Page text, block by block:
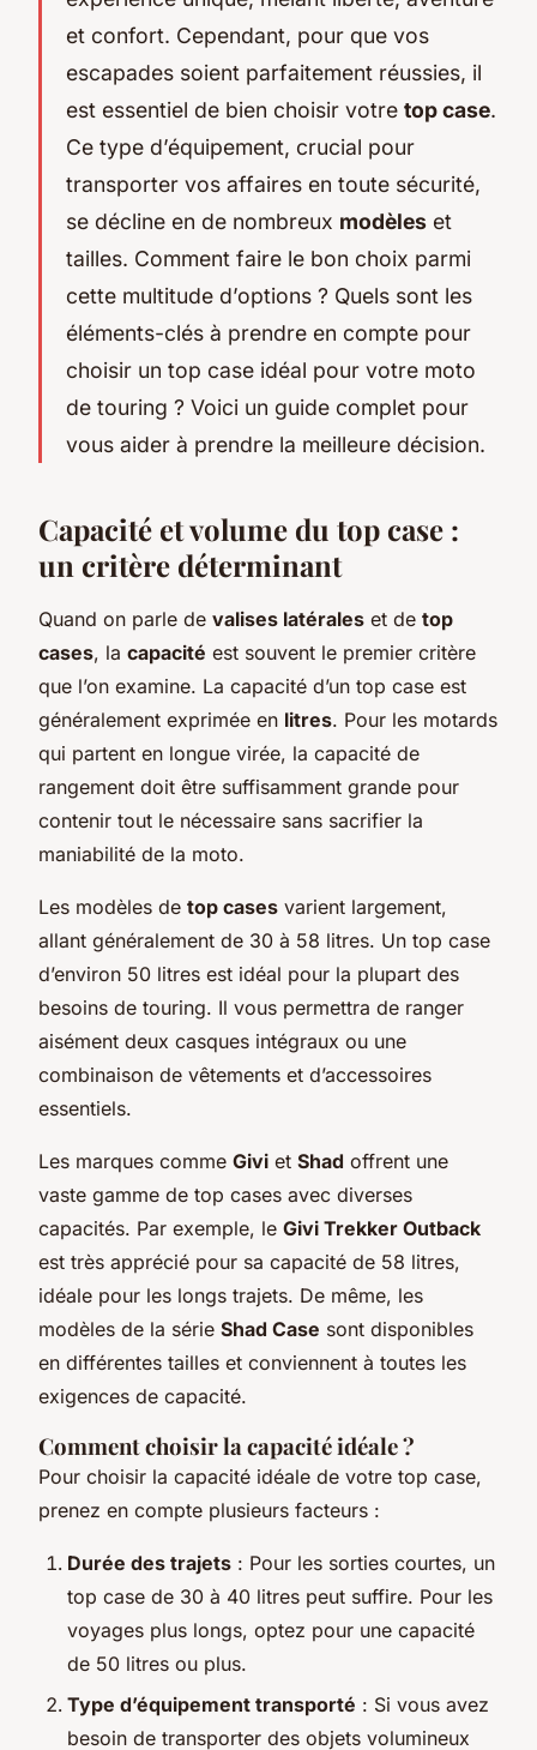
et confort. Cependant, pour que vos
escapades soient parfaitement réussies, il
est essentiel de bien choisir votre top case.
Ce type d’équipement, crucial pour
transporter vos affaires en toute sécurité,
se décline en de nombreux modèles et
tailles. Comment faire le bon choix parmi
cette multitude d’options ? Quels sont les
éléments-clés à prendre en compte pour
choisir un top case idéal pour votre moto
de touring ? Voici un guide complet pour
vous aider à prendre la meilleure décision.
Capacité et volume du top case :
un critère déterminant
Quand on parle de valises latérales et de top
cases, la capacité est souvent le premier critère
que l’on examine. La capacité d’un top case est
généralement exprimée en litres. Pour les motards
qui partent en longue virée, la capacité de
rangement doit être suffisamment grande pour
contenir tout le nécessaire sans sacrifier la
maniabilité de la moto.
Les modèles de top cases varient largement,
allant généralement de 30 à 58 litres. Un top case
d’environ 50 litres est idéal pour la plupart des
besoins de touring. Il vous permettra de ranger
aisément deux casques intégraux ou une
combinaison de vêtements et d’accessoires
essentiels.
Les marques comme Givi et Shad offrent une
vaste gamme de top cases avec diverses
capacités. Par exemple, le Givi Trekker Outback
est très apprécié pour sa capacité de 58 litres,
idéale pour les longs trajets. De même, les
modèles de la série Shad Case sont disponibles
en différentes tailles et conviennent à toutes les
exigences de capacité.
Comment choisir la capacité idéale ?
Pour choisir la capacité idéale de votre top case,
prenez en compte plusieurs facteurs :
Durée des trajets : Pour les sorties courtes, un
top case de 30 à 40 litres peut suffire. Pour les
voyages plus longs, optez pour une capacité
de 50 litres ou plus.
Type d’équipement transporté : Si vous avez
besoin de transporter des objets volumineux